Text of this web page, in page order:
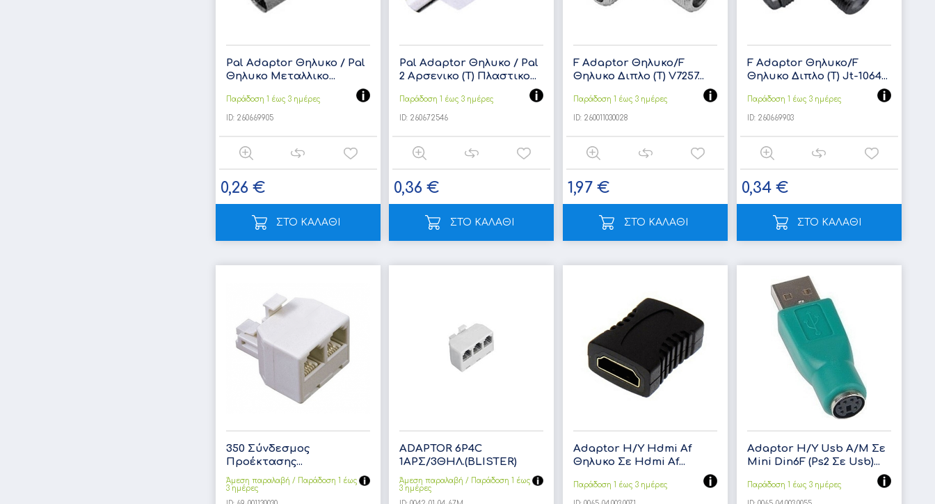
Pal Adaptor Θηλυκο / Pal
Θηλυκο Μεταλλικο...
Παράδοση 1 έως 3 ημέρες
ID:260669905
0,26 €
ΣΤΟ ΚΑΛΑΘΙ
Pal Adaptor Θηλυκο / Pal
2 Αρσενικο (T) Πλαστικο...
Παράδοση 1 έως 3 ημέρες
ID: 260672546
0,36 €
ΣΤΟ ΚΑΛΑΘΙ
F Adaptor Θηλυκο/F
Θηλυκο Διπλο (T) V7257...
Παράδοση 1 έως 3 ημέρες
ID: 260011030028
1,97 €
ΣΤΟ ΚΑΛΑΘΙ
F Adaptor Θηλυκο/F
Θηλυκο Διπλο (T) Jt-1064...
Παράδοση 1 έως 3 ημέρες
ID:260669903
0,34 €
ΣΤΟ ΚΑΛΑΘΙ
350 Σύνδεσμος
Προέκτασης...
Άμεση παραλαβή / Παράδoση 1 έως
3 ημέρες
ADAPTOR 6P4C
1ΑΡΣ/3ΘΗΛ.(BLISTER)
Άμεση παραλαβή / Παράδoση 1 έως
3 ημέρες
Adaptor Η/Υ Hdmi Af
Θηλυκο Σε Hdmi Af...
Παράδοση 1 έως 3 ημέρες
Adaptor Η/Υ Usb A/M Σε
Mini Din6F (Ps2 Σε Usb)...
Παράδοση 1 έως 3 ημέρες